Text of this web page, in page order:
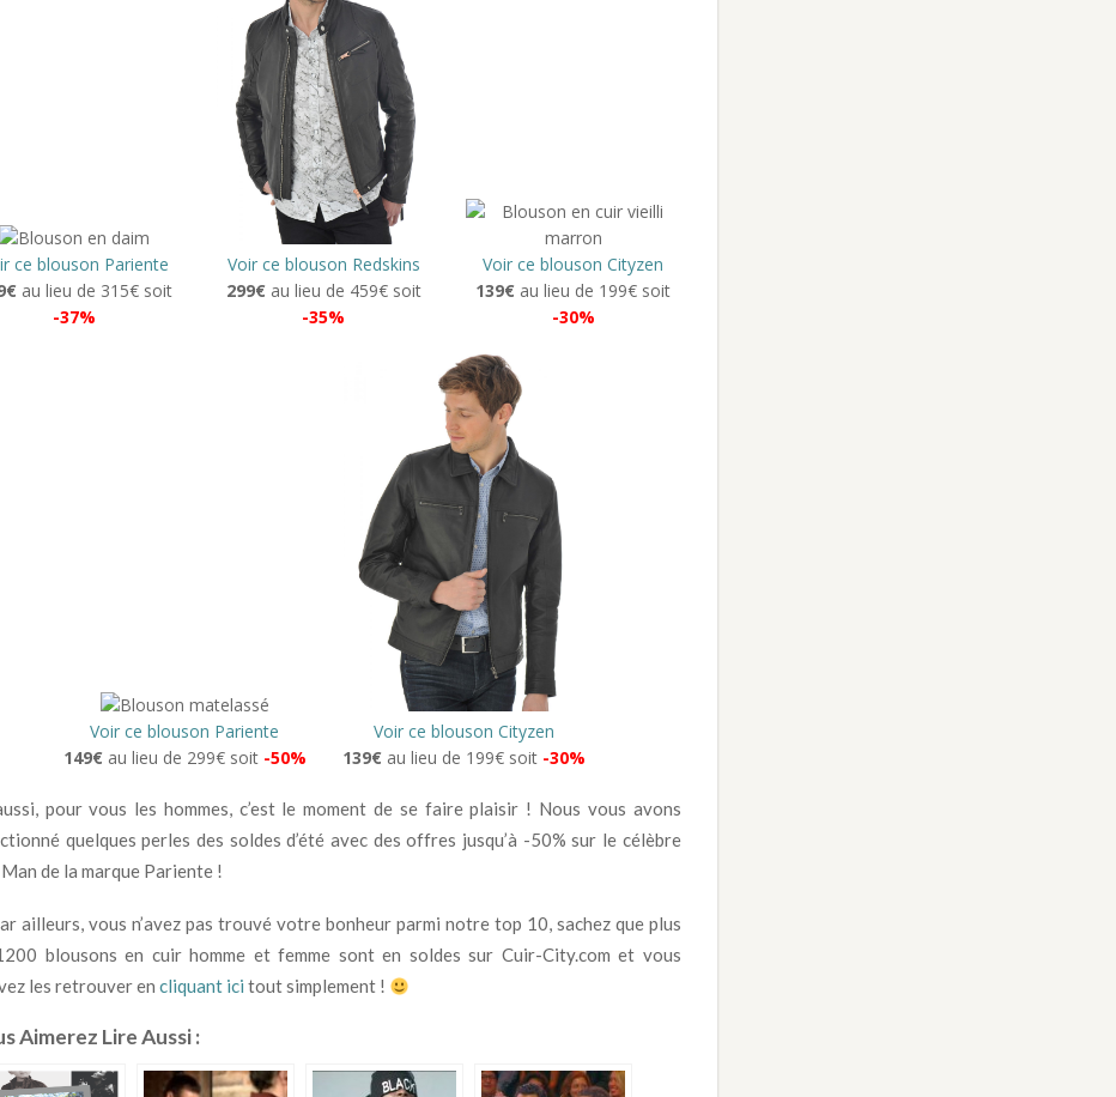
ce blouson Pariente
au lieu de 315€ soit
-37%
Voir ce blouson Redskins
299€au lieu de 459€ soit
-35%
Voir ce blouson Cityzen
139€ au lieu de 199€ soit
-30%
Voir ce blouson Pariente
149€au lieu de 299€ soit -50%
Voir ce blouson Cityzen
139€au lieu de 199€ soit -30%
pour vous les hommes, c’est le moment de se faire plaisir ! Nous vous avons
quelques perles des soldes d’été avec des offres jusqu’à -50% sur le célèbre
de la marque Pariente !
ailleurs, vous n’avez pas trouvé votre bonheur parmi notre top 10, sachez que plus
blousons en cuir homme et femme sont en soldes sur Cuir-City.com et vous
les retrouver en cliquant ici tout simplement !
Aimerez Lire Aussi :